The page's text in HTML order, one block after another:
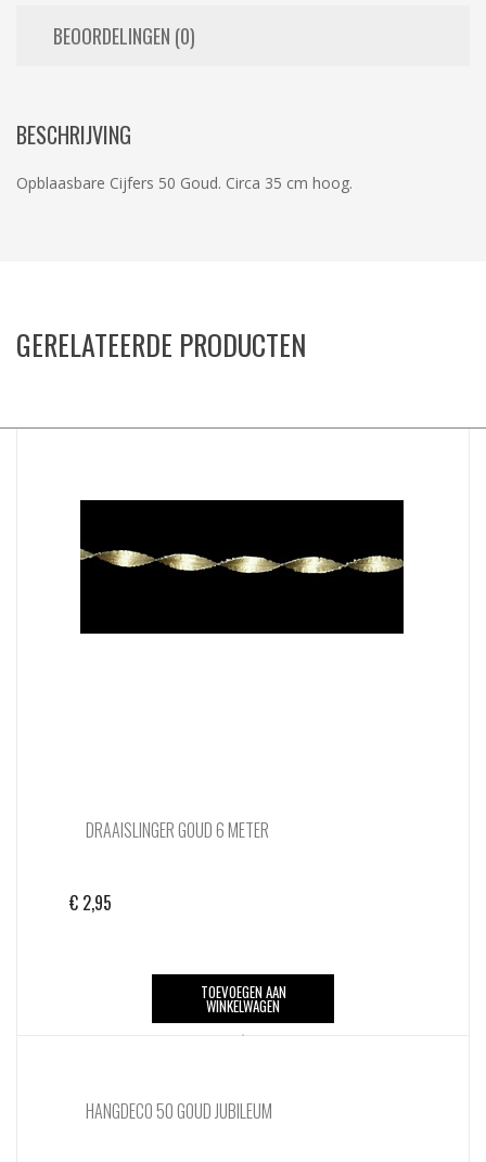
BEOORDELINGEN (0)
BESCHRIJVING
Opblaasbare Cijfers 50 Goud. Circa 35 cm hoog.
GERELATEERDE PRODUCTEN
DRAAISLINGER GOUD 6 METER
€ 2,95
TOEVOEGEN AAN
WINKELWAGEN
HANGDECO 50 GOUD JUBILEUM